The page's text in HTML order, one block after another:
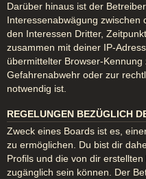
Darüber hinaus ist der
Interessenabwägung zwischen
den Interessen Dritter,
zusammen mit deiner IP-
übermittelter Browser-
Gefahrenabwehr oder zur
notwendig ist.
REGELUNGEN BEZÜGLICH
Zweck eines Boards ist es,
zu ermöglichen. Du bist dir
Profils und die von dir
zugänglich sein können. Der